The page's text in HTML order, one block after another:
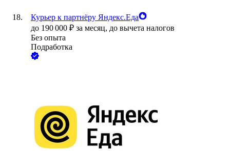
Курьер к партнёру Яндекс.Еда
до 190 000 ₽ за месяц, до вычета налогов
Без опыта
Подработка